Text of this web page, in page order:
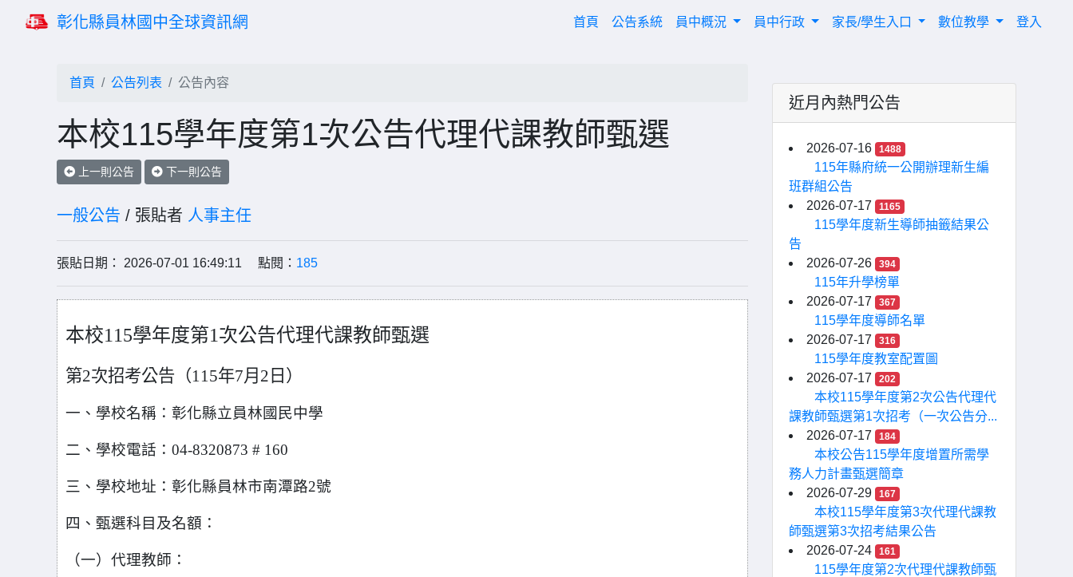
彰化縣員林國中全球資訊網 首頁 (current)
公告系統 員中概況 員中行政 家長/學生入口 數位教學 登入
首頁 公告列表 公告內容
本校115學年度第1次公告代理代課教師甄選
上一則公告 下一則公告
一般公告 / 張貼者 人事主任
張貼日期： 2026-07-01 16:49:11 點閱： 185
本校115學年度第1次公告代理代課教師甄選
第2次招考公告（115年7月2日）
一、學校名稱：彰化縣立員林國民中學
二、學校電話：04-8320873 # 160
三、學校地址：彰化縣員林市南潭路2號
四、甄選科目及名額：
（一）代理教師：
近月內熱門公告
2026-07-16 1488
115年縣府統一公開辦理新生編
班群組公告
2026-07-17
1165
115學年度新生導師抽籤結果公
告
2026-07-26
394
115年升學榜單
2026-07-17
367
115學年度導師名單
2026-07-17
316
115學年度教室配置圖
2026-07-17
202
本校115學年度第2次公告代理代
課教師甄選第1次招考（一次公告分...
2026-07-17
184
本校公告115學年度增置所需學
務人力計畫甄選簡章
2026-07-29
167
本校115學年度第3次代理代課教
師甄選第3次招考結果公告
2026-07-24
161
115學年度第2次代理代課教師甄